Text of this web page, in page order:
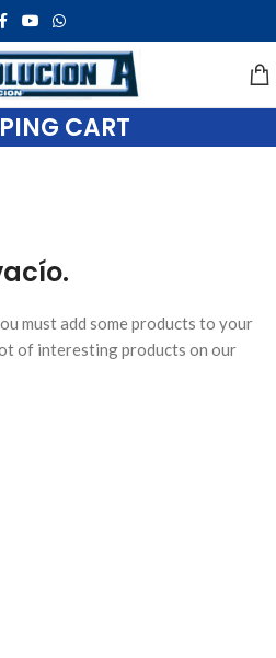
CART
must add some products to your
of interesting products on our